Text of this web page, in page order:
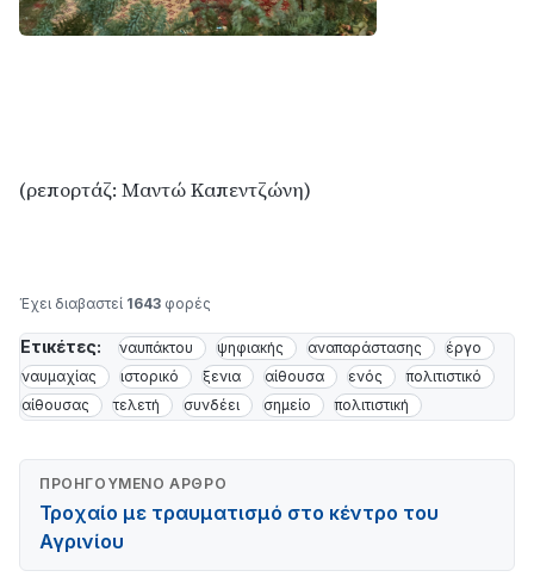
(ρεπορτάζ: Μαντώ Καπεντζώνη)
Έχει διαβαστεί 1643 φορές
Ετικέτες: ναυπάκτου ψηφιακής αναπαράστασης
έργο
ναυμαχίας
ιστορικό ξενια αίθουσα ενός
πολιτιστικό
αίθουσας
τελετή συνδέει σημείο πολιτιστική
ΠΡΟΗΓΟΎΜΕΝΟ ΆΡΘΡΟ
Τροχαίο με τραυματισμό στο κέντρο του
Αγρινίου